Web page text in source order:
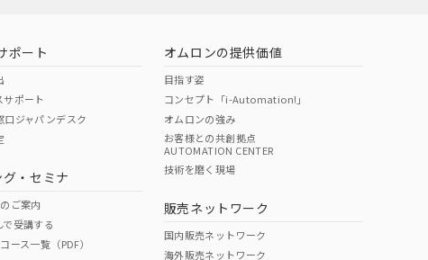
O O
ポート
サポート
口ジャパンデスク
・セミナ
ご案内
受講する
ース一覧（PDF）
オムロンの提供価値
目指す姿
コンセプト「i-Automation!」
オムロンの強み
お客様との共創拠点
AUTOMATION CENTER
技術を磨く現場
販売ネットワーク
国内販売ネットワーク
海外販売ネットワーク